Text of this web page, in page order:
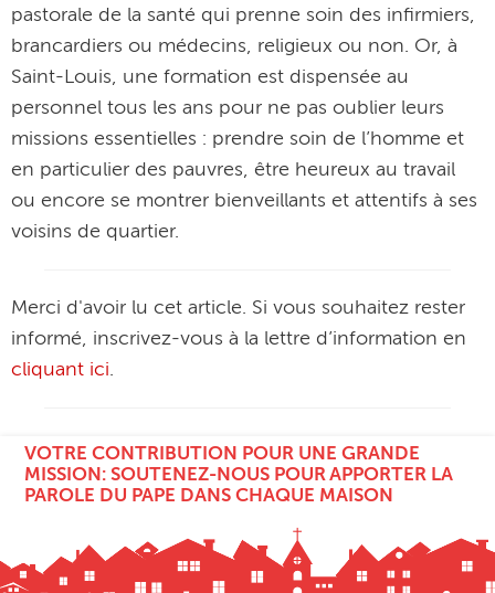
pastorale de la santé qui prenne soin des infirmiers,
brancardiers ou médecins, religieux ou non. Or, à
Saint-Louis, une formation est dispensée au
personnel tous les ans pour ne pas oublier leurs
missions essentielles : prendre soin de l’homme et
en particulier des pauvres, être heureux au travail
ou encore se montrer bienveillants et attentifs à ses
voisins de quartier.
Merci d'avoir lu cet article. Si vous souhaitez rester
informé, inscrivez-vous à la lettre d’information en
cliquant ici.
VOTRE CONTRIBUTION POUR UNE GRANDE
MISSION: SOUTENEZ-NOUS POUR APPORTER LA
PAROLE DU PAPE DANS CHAQUE MAISON